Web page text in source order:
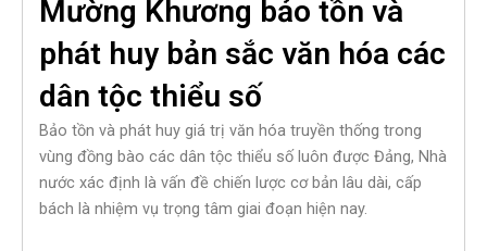
Mường Khương bảo tồn và
phát huy bản sắc văn hóa các
dân tộc thiểu số
Bảo tồn và phát huy giá trị văn hóa truyền thống trong
vùng đồng bào các dân tộc thiểu số luôn được Đảng, Nhà
nước xác định là vấn đề chiến lược cơ bản lâu dài, cấp
bách là nhiệm vụ trọng tâm giai đoạn hiện nay.